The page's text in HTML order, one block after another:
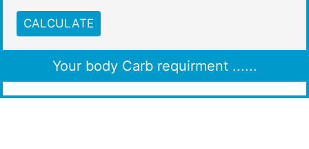
CALCULATE
Your body Carb requirment ......